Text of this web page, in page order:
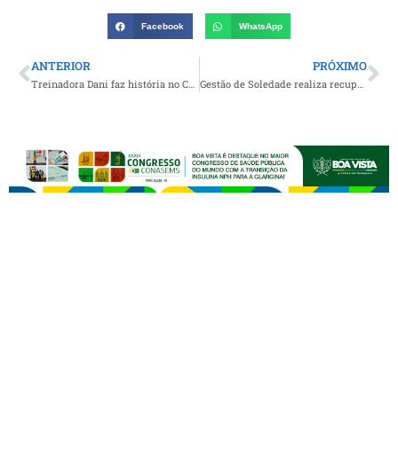
Facebook WhatsApp
ANTERIOR
Treinadora Dani faz história no Campeonato Municipal de Gurjão ao comandar equipe masculina de futebol pela primeira vez
PRÓXIMO
Gestão de Soledade realiza recuperação do Estádio ‘O Baianão’ e inicia entrega de material para demarcação dos campos de futebol da zona rural